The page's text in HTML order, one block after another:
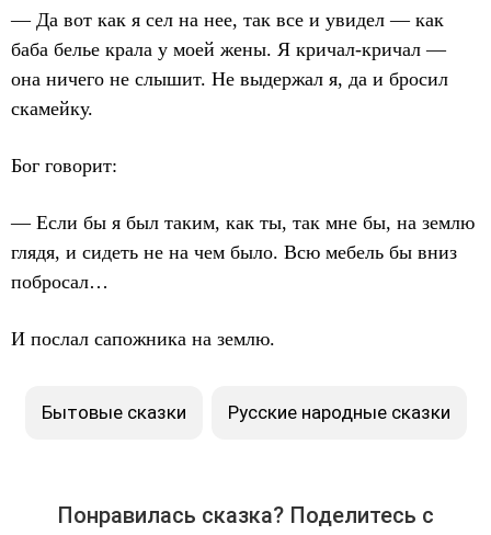
— Да вот как я сел на нее, так все и увидел — как
баба белье крала у моей жены. Я кричал-кричал —
она ничего не слышит. Не выдержал я, да и бросил
скамейку.
Бог говорит:
— Если бы я был таким, как ты, так мне бы, на землю
глядя, и сидеть не на чем было. Всю мебель бы вниз
побросал…
И послал сапожника на землю.
Бытовые сказки Русские народные сказки
Понравилась сказка? Поделитесь с